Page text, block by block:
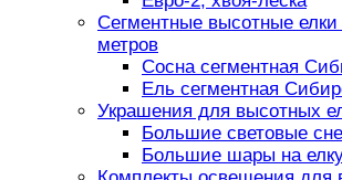
Сегментные высотные елки
метров
Сосна сегментная
Ель сегментная
Украшения для высотных
Большие световые
Большие шары на